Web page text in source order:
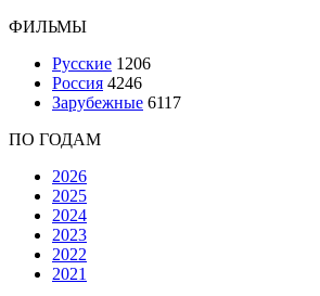
ФИЛЬМЫ
Русские 1206
Россия 4246
Зарубежные 6117
ПО ГОДАМ
2026
2025
2024
2023
2022
2021